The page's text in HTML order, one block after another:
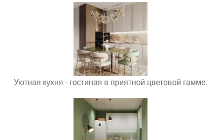
Уютная кухня - гостиная в приятной цветовой гамме.